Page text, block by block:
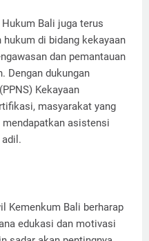
Bali juga terus
di bidang kekayaan
dan pemantauan
Dengan dukungan
Kekayaan
masyarakat yang
asistensi
Kemenkum Bali berharap
edukasi dan motivasi